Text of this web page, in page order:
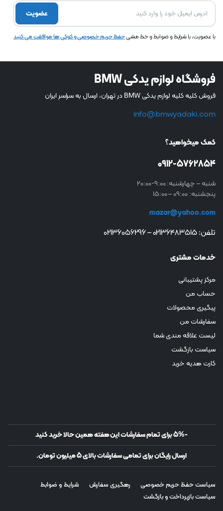
عضویت
با عضویت، با شرایط و ضوابط و خط مشیحفظ حریم خصوصی و کوکی ها موافقت می کنید
فروشگاه لوازم یدکی BMW
فروش کلیه کلیه لوازم یدکی BMW در تهران، ارسال به سراسر ایران
info@bmwyadaki.com
کمک میخواهید؟
0912-5762854
شنبه – چهارشنبه: 9:00-20:00
پنجشنبه: 09:00 – 15:00
mazar@yahoo.com
تلفن: 02136483515 – 02136056296
خدمات مشتری
مرکز پشتیبانی
حساب من
پیگیری محصولات
سفارشات من
لیست علاقه مندی شما
سیاست بازگشت
کارت هدیه خرید
-5% برای تمام سفارشات این هفته همین حالا خرید کنید
ارسال رایگان برای تمامی سفارشات بالای 5 میلیون تومان.
سیاست حفظ حریم خصوصی رهگیری سفارش
شرایط و ضوابط
سیاست بازپرداخت و بازگشت